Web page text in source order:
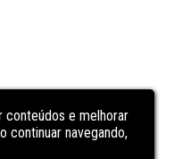
conteúdos e melhorar
continuar navegando,